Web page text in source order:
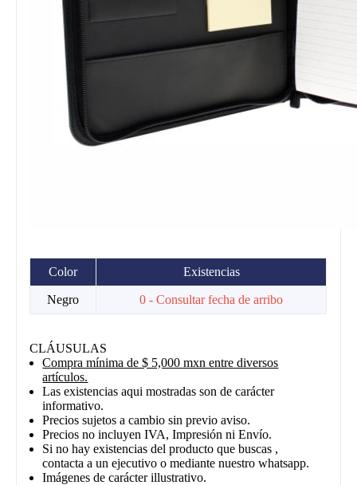
Color Existencias
Negro 0 - Consultar fecha de arribo
CLÁUSULAS
Compra mínima de $ 5,000 mxn entre diversos
artículos.
Las existencias aqui mostradas son de carácter
informativo.
Precios sujetos a cambio sin previo aviso.
Precios no incluyen IVA, Impresión ni Envío.
Si no hay existencias del producto que buscas ,
contacta a un ejecutivo o mediante nuestro whatsapp.
Imágenes de carácter illustrativo.